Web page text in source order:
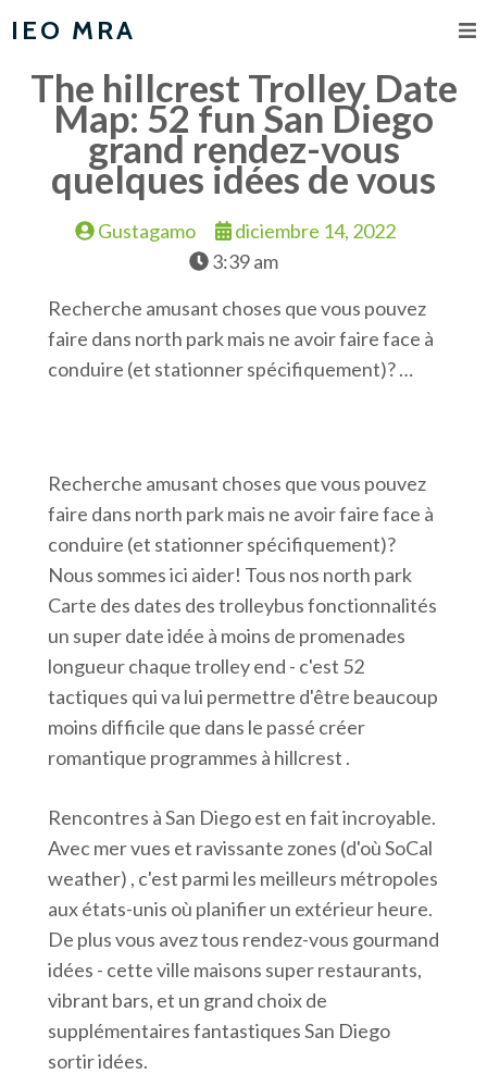
IEO MRA
The hillcrest Trolley Date
Map: 52 fun San Diego
grand rendez-vous
quelques idées de vous
Gustagamo
diciembre 14, 2022
3:39 am
Recherche amusant choses que vous pouvez
faire dans north park mais ne avoir faire face à
conduire (et stationner spécifiquement)? …
Recherche amusant choses que vous pouvez
faire dans north park mais ne avoir faire face à
conduire (et stationner spécifiquement)?
Nous sommes ici aider! Tous nos north park
Carte des dates des trolleybus fonctionnalités
un super date idée à moins de promenades
longueur chaque trolley end - c'est 52
tactiques qui va lui permettre d'être beaucoup
moins difficile que dans le passé créer
romantique programmes à hillcrest .
Rencontres à San Diego est en fait incroyable.
Avec mer vues et ravissante zones (d'où SoCal
weather) , c'est parmi les meilleurs métropoles
aux états-unis où planifier un extérieur heure.
De plus vous avez tous rendez-vous gourmand
idées - cette ville maisons super restaurants,
vibrant bars, et un grand choix de
supplémentaires fantastiques San Diego
sortir idées.